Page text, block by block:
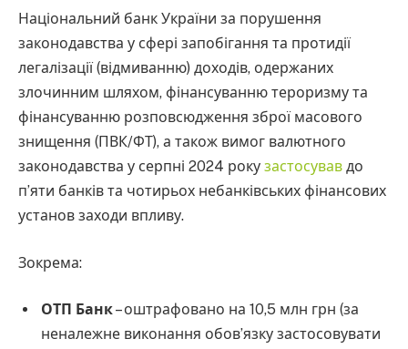
Національний банк України за порушення
законодавства у сфері запобігання та протидії
легалізації (відмиванню) доходів, одержаних
злочинним шляхом, фінансуванню тероризму та
фінансуванню розповсюдження зброї масового
знищення (ПВК/ФТ), а також вимог валютного
законодавства у серпні 2024 року застосував до
п’яти банків та чотирьох небанківських фінансових
установ заходи впливу.
Зокрема:
ОТП Банк– оштрафовано на 10,5 млн грн (за
неналежне виконання обов’язку застосовувати